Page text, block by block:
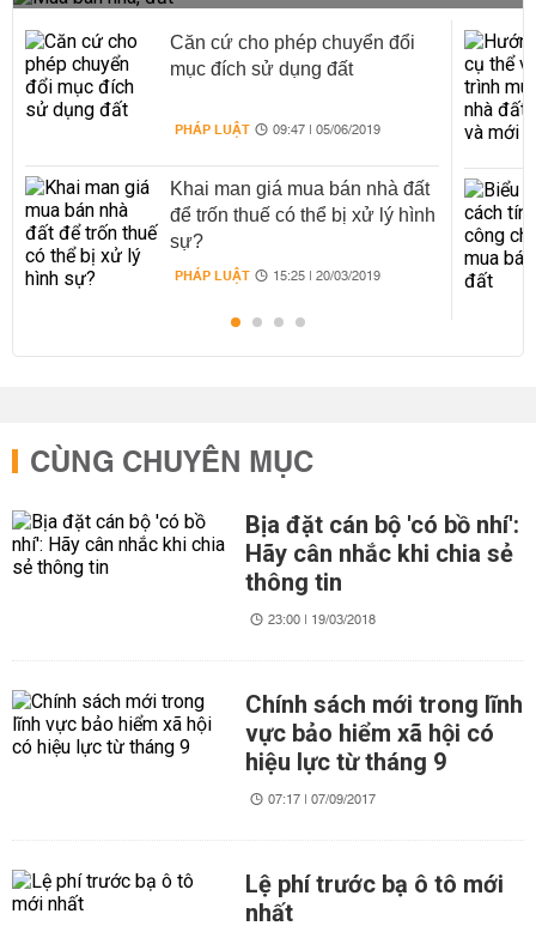
Căn cứ cho phép chuyển đổi
mục đích sử dụng đất
PHÁP LUẬT 09:47 | 05/06/2019
Khai man giá mua bán nhà đất
để trốn thuế có thể bị xử lý hình
sự?
PHÁP LUẬT 15:25 | 20/03/2019
CÙNG CHUYÊN MỤC
Bịa đặt cán bộ 'có bồ nhí':
Hãy cân nhắc khi chia sẻ
thông tin
23:00 | 19/03/2018
Chính sách mới trong lĩnh
vực bảo hiểm xã hội có
hiệu lực từ tháng 9
07:17 | 07/09/2017
Lệ phí trước bạ ô tô mới
nhất